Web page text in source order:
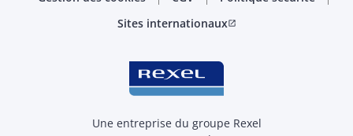
Sites internationauxopen_in_new
Une entreprise du groupe Rexel